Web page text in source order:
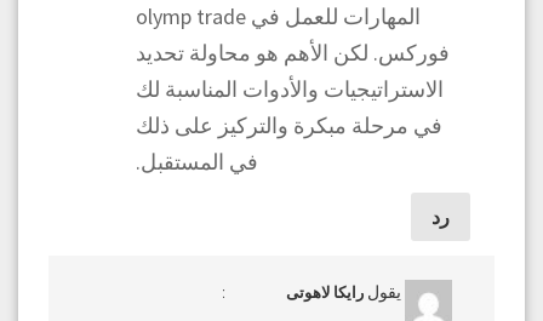
المهارات للعمل في olymp trade
فوركس. لكن الأهم هو محاولة تحديد
الاستراتيجيات والأدوات المناسبة لك
في مرحلة مبكرة والتركيز على ذلك
في المستقبل.
رد
يقول رایکا لاهوتی :